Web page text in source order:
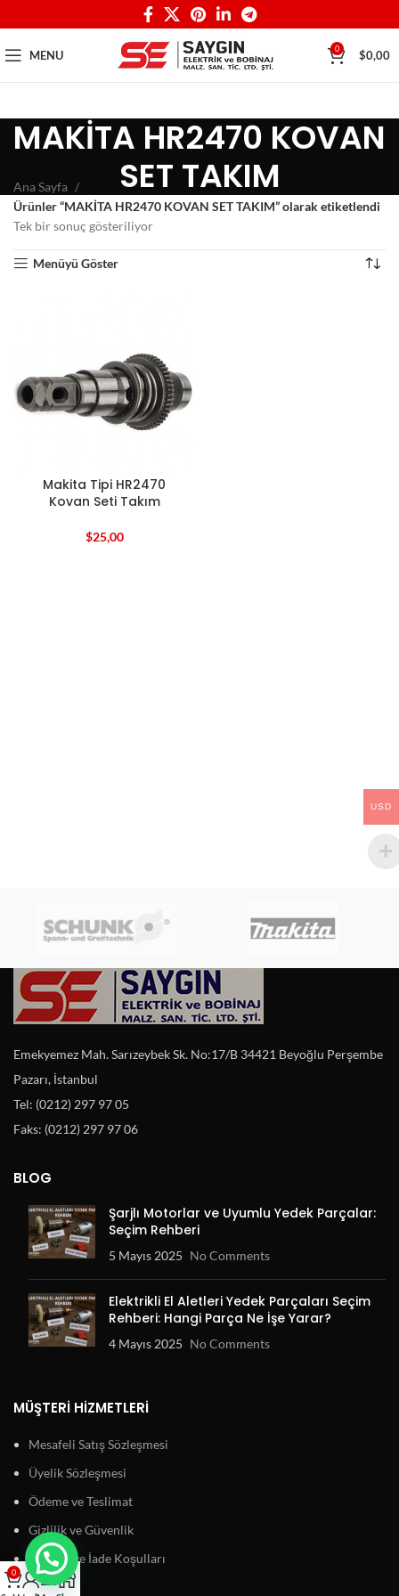
MENU 0 $0,00
MAKİTA HR2470 KOVAN
SET TAKIM
Ana Sayfa
Ürünler “MAKİTA HR2470 KOVAN SET TAKIM” olarak etiketlendi
Tek bir sonuç gösteriliyor
Menüyü Göster
Makita Tipi HR2470
Kovan Seti Takım
$25,00
Emekyemez Mah. Sarızeybek Sk. No:17/B 34421 Beyoğlu Perşembe
Pazarı, İstanbul
Tel: (0212) 297 97 05
Faks: (0212) 297 97 06
BLOG
Şarjlı Motorlar ve Uyumlu Yedek Parçalar:
Seçim Rehberi
5 Mayıs 2025 No Comments
Elektrikli El Aletleri Yedek Parçaları Seçim
Rehberi: Hangi Parça Ne İşe Yarar?
4 Mayıs 2025 No Comments
MÜŞTERI HIZMETLERI
Mesafeli Satış Sözleşmesi
Üyelik Sözleşmesi
Ödeme ve Teslimat
Gizlilik ve Güvenlik
Garanti ve İade Koşulları
USD
0